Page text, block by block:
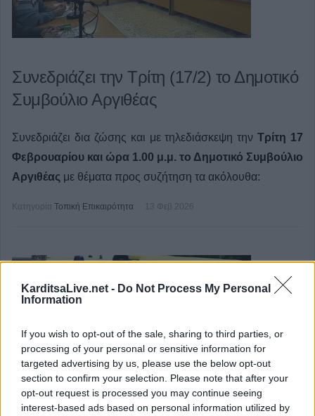
KarditsaLive.net - Do Not Process My Personal
Information
If you wish to opt-out of the sale, sharing to third parties, or
processing of your personal or sensitive information for
targeted advertising by us, please use the below opt-out
section to confirm your selection. Please note that after your
opt-out request is processed you may continue seeing
interest-based ads based on personal information utilized by
Συνεδριάζει την Τρίτη (17/2) το Δημοτικό
Συμβούλιο Αργιθέας
Συνεδριάζει δια ζώσης και με τηλεδιάσκεψη την Τρίτη 17
Φεβρουαρίου και ώρα 1.00 μ.μ. το Δημοτικό Συμβούλιο
Αργιθέας με θέματα προς συζήτηση τα ακόλουθα:
Κατηγορία Τοπική Επικαιρότητα 13 Φεβ 2026